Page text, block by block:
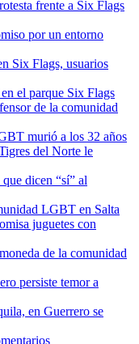
frente a Six Flags
por un entorno
Six Flags, usuarios
el parque Six Flags
de la comunidad
murió a los 32 años
del Norte le
dicen “sí” al
LGBT en Salta
juguetes con
de la comunidad
persiste temor a
en Guerrero se